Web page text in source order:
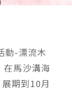
動-漂流木
馬沙溝海
期到10月